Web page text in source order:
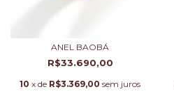
ANEL BAOBÁ
R$33.690,00
10 x de R$3.369,00 sem juros